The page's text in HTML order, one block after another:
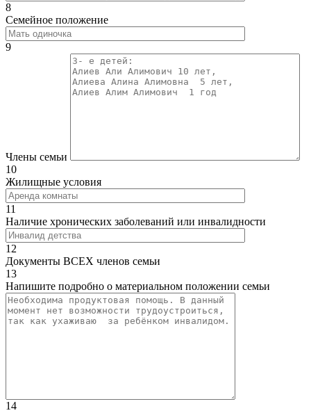
8
Семейное положение
9
Члены семьи
10
Жилищные условия
11
Наличие хронических заболеваний или инвалидности
12
Документы ВСЕХ членов семьи
13
Напишите подробно о материальном положении семьи
14